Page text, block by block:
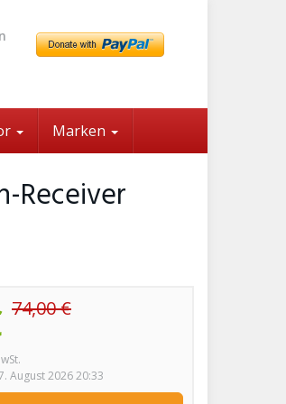
Marken
Receiver
74,00 €
August 2026 20:33